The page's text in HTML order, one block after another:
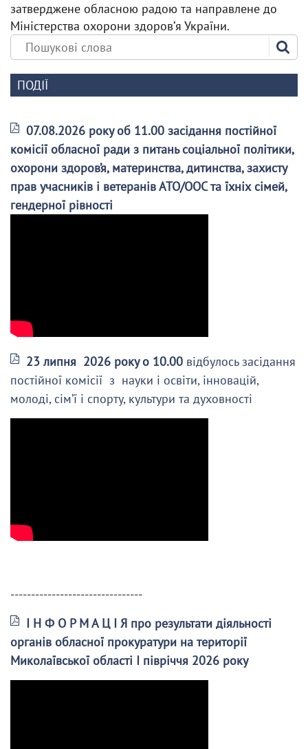
затверджене обласною радою та направлене до
Міністерства охорони здоровʼя України.
ПОДІЇ
07.08.2026 року об 11.00 засідання постійної
комісії обласної ради з питань соціальної політики,
охорони здоров’я, материнства, дитинства, захисту
прав учасників і ветеранів АТО/ООС та їхніх сімей,
гендерної рівності
23 липня 2026 року о 10.00 відбулось засідання
постійної комісії з науки і освіти, інновацій,
молоді, сім’ї і спорту, культури та духовності
--------------------------------
І Н Ф О Р М А Ц І Я про результати діяльності
органів обласної прокуратури на території
Миколаївської області І півріччя 2026 року